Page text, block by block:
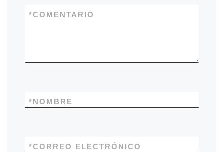
COMENTARIO
*
NOMBRE
*
CORREO ELECTRÓNICO
*